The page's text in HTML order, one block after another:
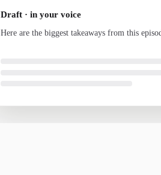
Draft · in your voice
Here are the biggest takeaways from this